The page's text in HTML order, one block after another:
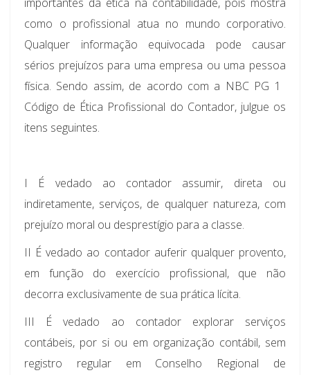
como o profissional atua no mundo corporativo.
Qualquer informação equivocada pode causar
sérios prejuízos para uma empresa ou uma pessoa
física. Sendo assim, de acordo com a NBC PG 1 
Código de Ética Profissional do Contador, julgue os
itens seguintes.
I É vedado ao contador assumir, direta ou
indiretamente, serviços, de qualquer natureza, com
prejuízo moral ou desprestígio para a classe.
II É vedado ao contador auferir qualquer provento,
em função do exercício profissional, que não
decorra exclusivamente de sua prática lícita.
III É vedado ao contador explorar serviços
contábeis, por si ou em organização contábil, sem
registro regular em Conselho Regional de